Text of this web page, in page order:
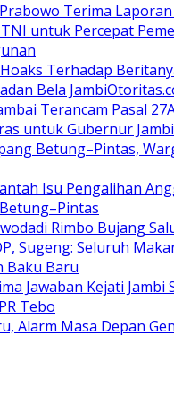
Terima
untuk Percepat
Terhadap
Bela
Terancam Pasal
untuk Gubernur
Betung–Pintas,
Isu Pengalihan
Rimbo Bujang
Sugeng: Seluruh
Baku Baru
Jawaban Kejati Jambi
Tebo
Alarm Masa Depan